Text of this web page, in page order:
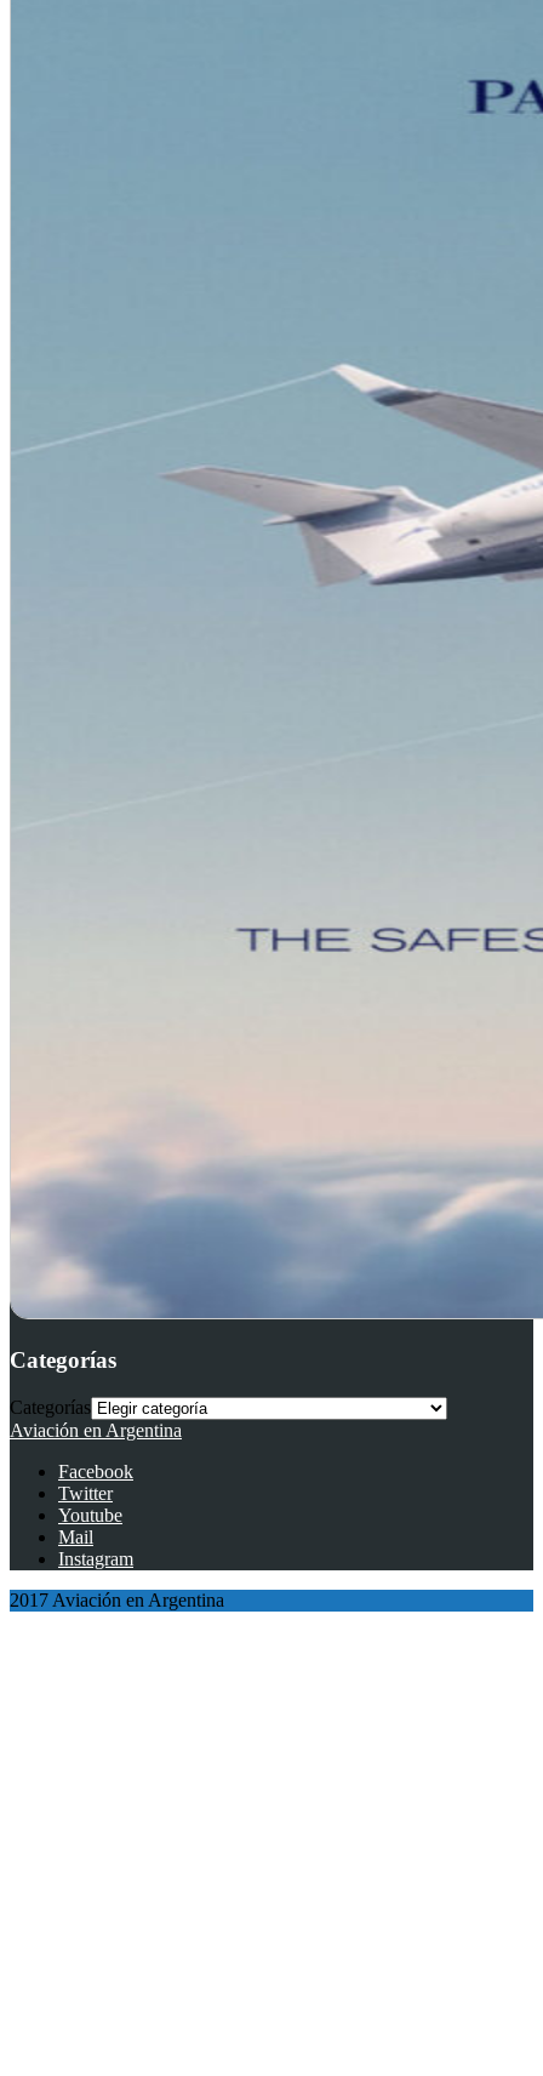
Categorías
Categorías
Aviación en Argentina
Facebook
Twitter
Youtube
Mail
Instagram
2017 Aviación en Argentina